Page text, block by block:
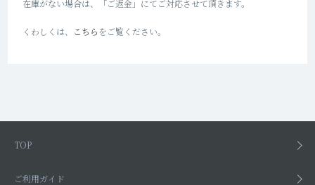
在庫がない場合は、「ご返金」にてご対応させて頂きます。
くわしくは、 こちらをご覧ください。
TOP
ご利用ガイド